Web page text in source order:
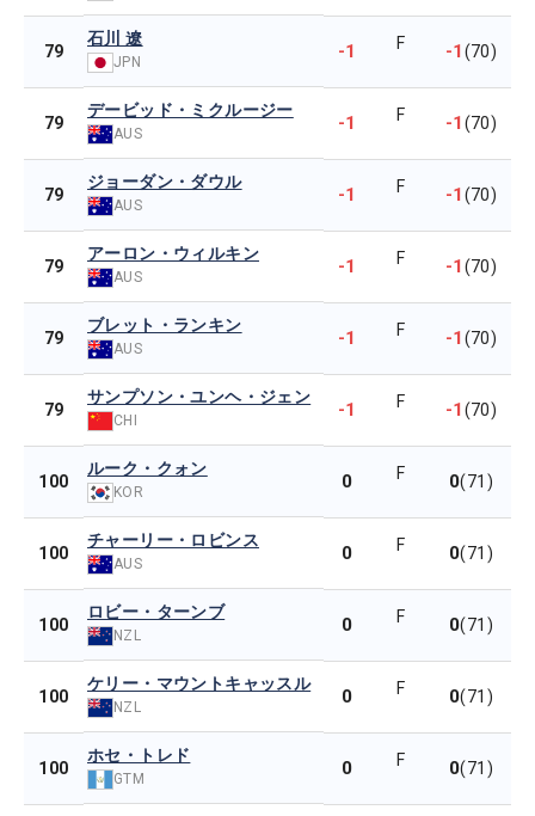
79
石川 遼
JPN -1 F -1(70)
79
デービッド・ミクルージー
AUS -1 F -1(70)
79
ジョーダン・ダウル
AUS -1 F -1(70)
79
アーロン・ウィルキン
AUS -1 F -1(70)
79
ブレット・ランキン
AUS -1 F -1(70)
79
サンプソン・ユンヘ・ジェン
CHI -1 F -1(70)
100
ルーク・クォン
KOR 0 F 0(71)
100
チャーリー・ロビンス
AUS 0 F 0(71)
100
ロビー・ターンブ
NZL 0 F 0(71)
100
ケリー・マウントキャッスル
NZL 0 F 0(71)
100
ホセ・トレド
GTM 0 F 0(71)